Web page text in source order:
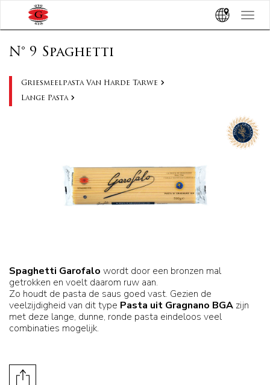
Toggle
N° 9 Spaghetti
Griesmeelpasta Van Harde Tarwe
Lange Pasta
Spaghetti Garofalo wordt door een bronzen mal
getrokken en voelt daarom ruw aan.
Zo houdt de pasta de saus goed vast. Gezien de
veelzijdigheid van dit type Pasta uit Gragnano BGA zijn
met deze lange, dunne, ronde pasta eindeloos veel
combinaties mogelijk.